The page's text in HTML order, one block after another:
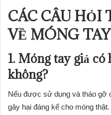
CÁC CÂU HỎI
VỀ MÓNG
1.Móng tay giả có
không?
Nếu được sử dụng và tháo gỡ
gây hại đáng kể cho móng